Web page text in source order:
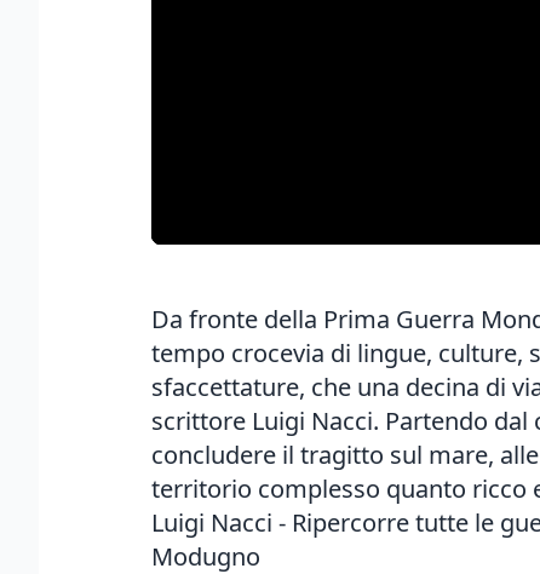
Da fronte della Prima Guerra
tempo crocevia di lingue, culture,
sfaccettature, che una decina di
scrittore Luigi Nacci. Partendo
concludere il tragitto sul mare,
territorio complesso quanto ricco
Luigi Nacci - Ripercorre tutte le
Modugno